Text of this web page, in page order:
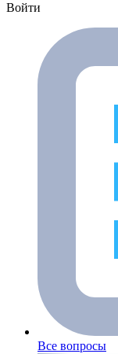
Войти
Все вопросы